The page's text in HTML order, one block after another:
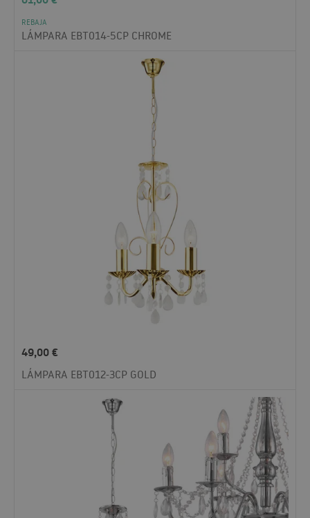
REBAJA
LÁMPARA EBT014-5CP CHROME
49,00€
LÁMPARA EBT012-3CP GOLD